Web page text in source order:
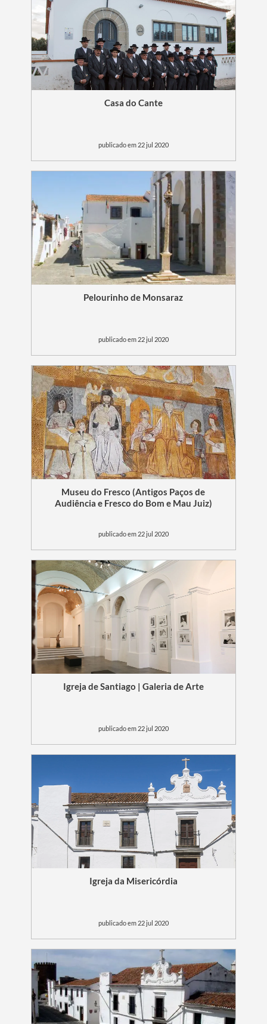
Casa do Cante
publicado em 22 jul 2020
Pelourinho de Monsaraz
publicado em 22 jul 2020
Museu do Fresco (Antigos Paços de
Audiência e Fresco do Bom e Mau Juiz)
publicado em 22 jul 2020
Igreja de Santiago | Galeria de Arte
publicado em 22 jul 2020
Igreja da Misericórdia
publicado em 22 jul 2020